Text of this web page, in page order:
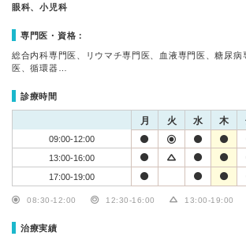
眼科、小児科
専門医・資格：
総合内科専門医、リウマチ専門医、血液専門医、糖尿病
医、循環器…
診療時間
月 火 水 木
09:00-12:00
13:00-16:00
17:00-19:00
08:30-12:00 12:30-16:00 13:00-19:00
治療実績